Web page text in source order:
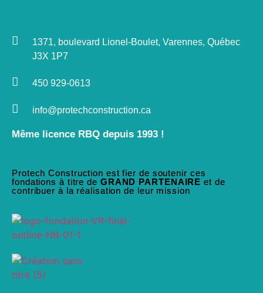
1371, boulevard Lionel-Boulet, Varennes, Québec
J3X 1P7
450 929-0613
info@protechconstruction.ca
Même licence RBQ depuis 1993 !
Protech Construction est fier de soutenir ces
fondations à titre de GRAND PARTENAIRE et de
contribuer à la réalisation de leur mission